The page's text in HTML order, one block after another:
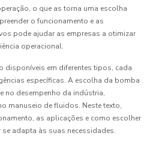
o que as torna uma escolha
o funcionamento e as
pode ajudar as empresas a otimizar
operacional.
disponíveis em diferentes tipos, cada
específicas. A escolha da bomba
no desempenho da indústria,
manuseio de fluidos. Neste texto,
as aplicações e como escolher
adapta às suas necessidades.